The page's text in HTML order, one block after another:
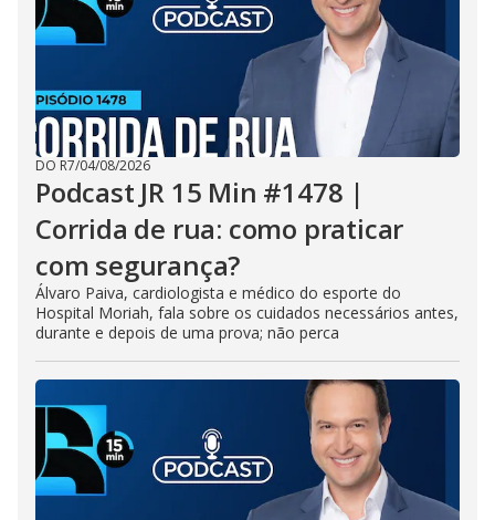
DO R7/04/08/2026
Podcast JR 15 Min #1478 |
Corrida de rua: como praticar
com segurança?
Álvaro Paiva, cardiologista e médico do esporte do
Hospital Moriah, fala sobre os cuidados necessários antes,
durante e depois de uma prova; não perca